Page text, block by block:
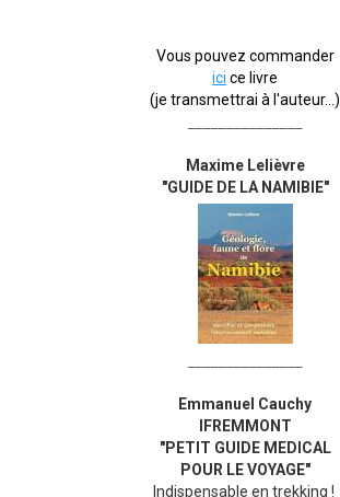
Vous pouvez commander
ici ce livre
(je transmettrai à l'auteur...)
Maxime Lelièvre
"GUIDE DE LA NAMIBIE"
Emmanuel Cauchy
IFREMMONT
"PETIT GUIDE MEDICAL
POUR LE VOYAGE"
Indispensable en trekking !